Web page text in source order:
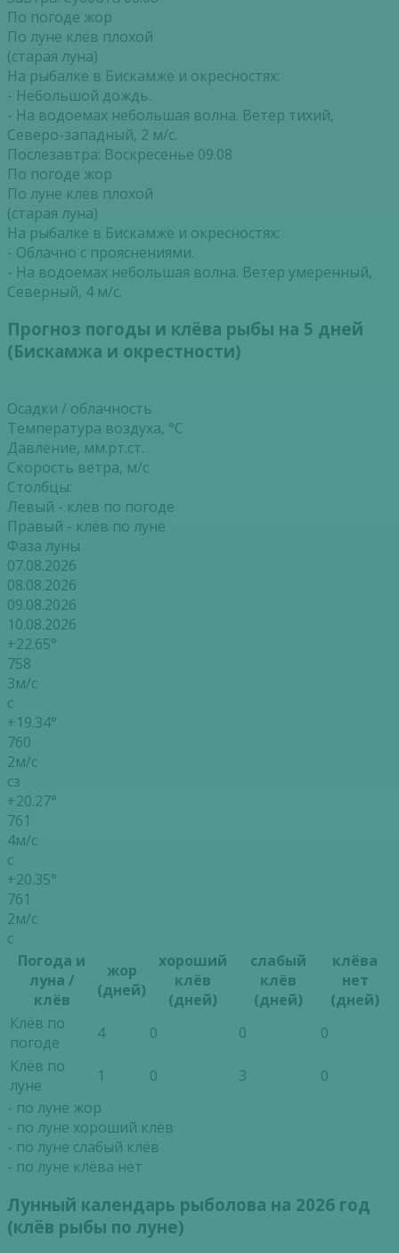
По погоде жор
По луне клёв плохой
(старая луна)
На рыбалке в Бискамже и окресностях:
- Небольшой дождь.
- На водоемах небольшая волна. Ветер тихий,
Северо-западный, 2 м/с.
Послезавтра: Воскресенье 09.08
По погоде жор
По луне клёв плохой
(старая луна)
На рыбалке в Бискамже и окресностях:
- Облачно с прояснениями.
- На водоемах небольшая волна. Ветер умеренный,
Северный, 4 м/с.
Прогноз погоды и клёва рыбы на 5 дней
(Бискамжа и окрестности)
Осадки / облачность
Температура воздуха, °С
Давление, мм.рт.ст.
Скорость ветра, м/с
Столбцы:
Левый - клёв по погоде
Правый - клёв по луне
Фаза луны
07.08.2026
08.08.2026
09.08.2026
10.08.2026
+22.65°
758
3м/с
с
+19.34°
760
2м/с
сз
+20.27°
761
4м/с
с
+20.35°
761
2м/с
с
Погода и
луна /
клёв
жор
(дней)
хороший
клёв
(дней)
слабый
клёв
(дней)
клёва
нет
(дней)
Клёв по
погоде
4 0 0
0
Клёв по
луне
1 0 3
0
- по луне жор
- по луне хороший клёв
- по луне слабый клёв
- по луне клёва нет
Лунный календарь рыболова на 2026 год
(клёв рыбы по луне)